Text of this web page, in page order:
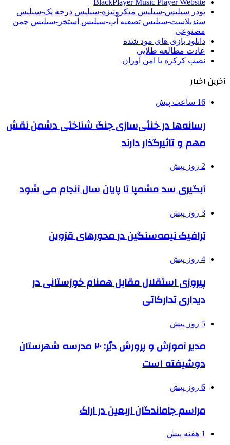
پودر سیلیس-سیلیس میکرونیزه-سیلیس درجه یک-سیلیس
سندبلاست-سیلیس تصفیه آب-سیلیس استخر-سیلیس چمن
مصنوعی
دانلود بازی های مود شده
عادت مطالعه طلایی
نصب کرکره با امن آوران
آخرین اخبار
16 ساعت پیش
رسانه‌ها در خنثی‌سازی جنگ شناختی دشمن نقش‌
مهم و تاثیرگذار دارند
2 روز پیش
آبگیری سد مشمپا تا پایان سال آنجام می شود
3 روز پیش
ترافیک نیمه‌سنگین در محورهای قزوین
4 روز پیش
پیروزی استقلال مقابل همنام خوزستانی در
دیداری تدارکاتی
5 روز پیش
مدیر آموزش و پرورش دیّر: ۲۰ مدرسه شهرستان
دوشیفته است
6 روز پیش
مراسم جاماندگان اربعین در اراک
1 هفته پیش